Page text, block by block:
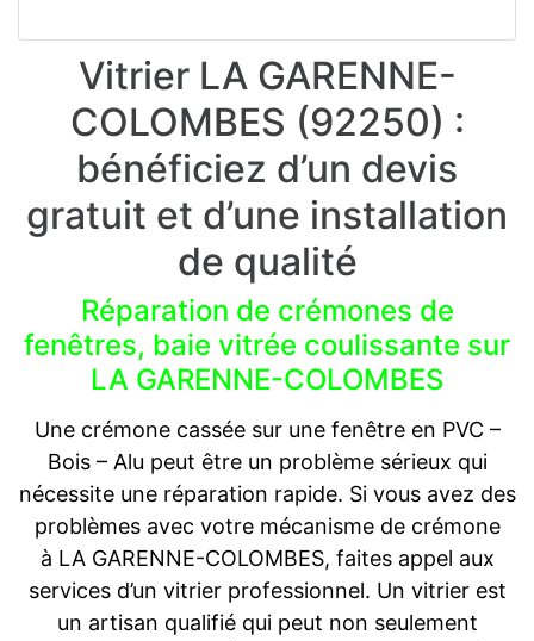
Vitrier LA GARENNE-
COLOMBES (92250) :
bénéficiez d’un devis
gratuit et d’une installation
de qualité
Réparation de crémones de
fenêtres, baie vitrée coulissante sur
LA GARENNE-COLOMBES
Une crémone cassée sur une fenêtre en PVC –
Bois – Alu peut être un problème sérieux qui
nécessite une réparation rapide. Si vous avez des
problèmes avec votre mécanisme de crémone
à LA GARENNE-COLOMBES, faites appel aux
services d’un vitrier professionnel. Un vitrier est
un artisan qualifié qui peut non seulement